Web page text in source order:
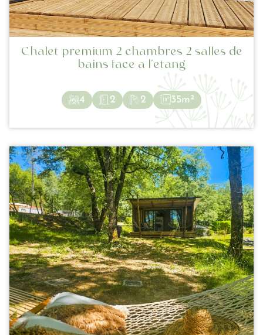
Chalet premium 2 chambres 2 salles de
bains face a l’etang
4 2 2 35m²